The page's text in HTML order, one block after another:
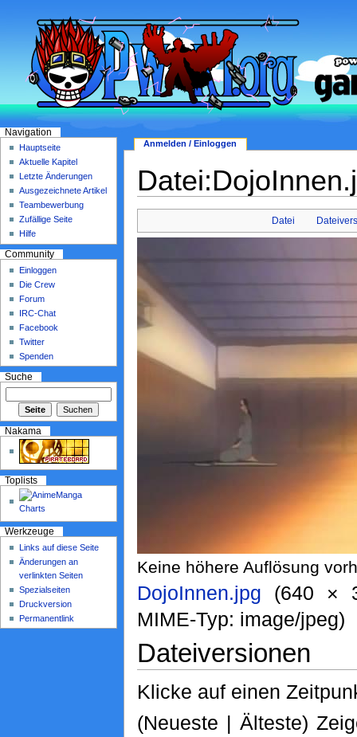
Datei
Keine höhere Auflösung
DojoInnen.jpg
(640 ×
MIME-Typ: image/jpeg)
Dateiversionen
Klicke auf einen
(Neueste | Älteste)
Anmelden / Einloggen
Navigation
Hauptseite
Aktuelle Kapitel
Letzte Änderungen
Ausgezeichnete Artikel
Teambewerbung
Zufällige Seite
Hilfe
Community
Einloggen
Die Crew
Forum
IRC-Chat
Facebook
Twitter
Spenden
Suche
Nakama
Toplists
Werkzeuge
Links auf diese Seite
Änderungen an
verlinkten Seiten
Spezialseiten
Druckversion
Permanentlink